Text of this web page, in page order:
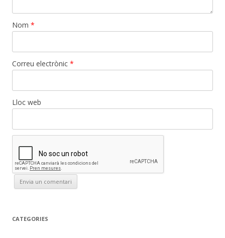
Nom *
Correu electrònic *
Lloc web
CATEGORIES